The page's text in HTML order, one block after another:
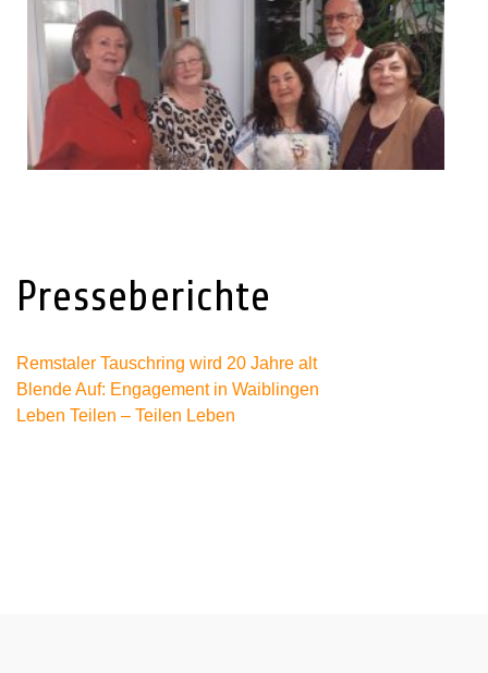
Presseberichte
Remstaler Tauschring wird 20 Jahre alt
Blende Auf: Engagement in Waiblingen
Leben Teilen – Teilen Leben